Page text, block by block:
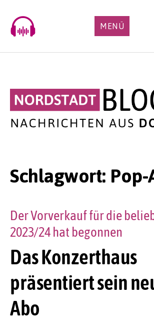
content
MENÜ
Schlagwort: Pop-
Das Konzerthaus
präsentiert sein
Abo
Der Vorverkauf für die
2023/24 hat begonnen